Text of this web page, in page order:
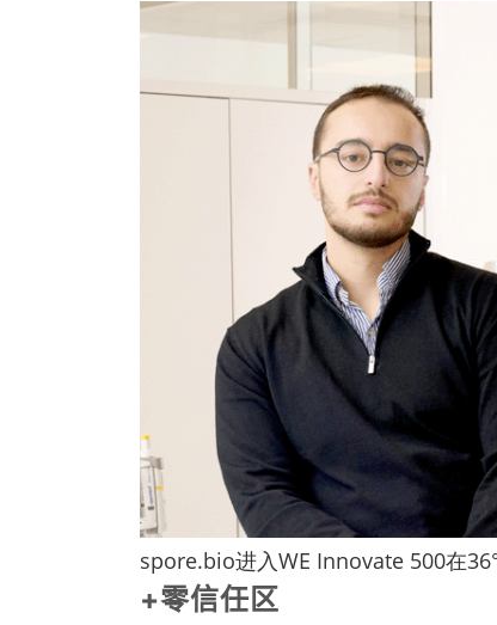
spore.bio进入WE Innovate 500在
+零信任区